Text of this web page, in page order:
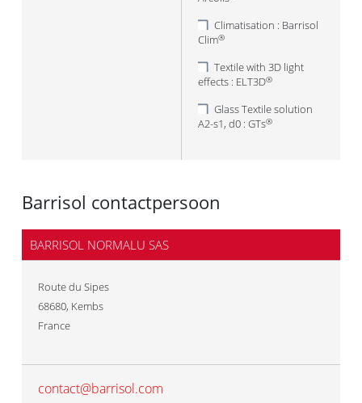
Climatisation : Barrisol
Clim®
Textile with 3D light
effects : ELT3D®
Glass Textile solution
A2-s1, d0 : GTs®
Barrisol contactpersoon
BARRISOL NORMALU SAS
Route du Sipes
68680, Kembs
France
contact@barrisol.com